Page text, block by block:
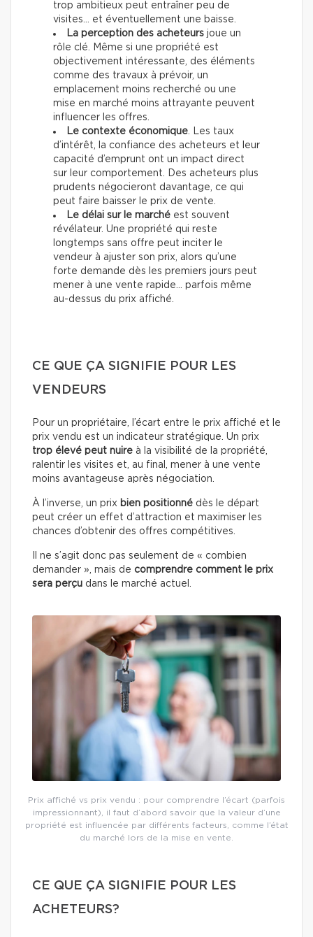
trop ambitieux peut entraîner peu de
visites… et éventuellement une baisse.
La perception des acheteurs joue un
rôle clé. Même si une propriété est
objectivement intéressante, des éléments
comme des travaux à prévoir, un
emplacement moins recherché ou une
mise en marché moins attrayante peuvent
influencer les offres.
Le contexte économique. Les taux
d’intérêt, la confiance des acheteurs et leur
capacité d’emprunt ont un impact direct
sur leur comportement. Des acheteurs plus
prudents négocieront davantage, ce qui
peut faire baisser le prix de vente.
Le délai sur le marché est souvent
révélateur. Une propriété qui reste
longtemps sans offre peut inciter le
vendeur à ajuster son prix, alors qu’une
forte demande dès les premiers jours peut
mener à une vente rapide… parfois même
au-dessus du prix affiché.
CE QUE ÇA SIGNIFIE POUR LES
VENDEURS
Pour un propriétaire, l’écart entre le prix affiché et le
prix vendu est un indicateur stratégique. Un prix
trop élevé peut nuire à la visibilité de la propriété,
ralentir les visites et, au final, mener à une vente
moins avantageuse après négociation.
À l’inverse, un prix bien positionné dès le départ
peut créer un effet d’attraction et maximiser les
chances d’obtenir des offres compétitives.
Il ne s’agit donc pas seulement de « combien
demander », mais de comprendre comment le prix
sera perçu dans le marché actuel.
Prix affiché vs prix vendu : pour comprendre l’écart (parfois
impressionnant), il faut d’abord savoir que la valeur d’une
propriété est influencée par différents facteurs, comme l’état
du marché lors de la mise en vente.
CE QUE ÇA SIGNIFIE POUR LES
ACHETEURS?